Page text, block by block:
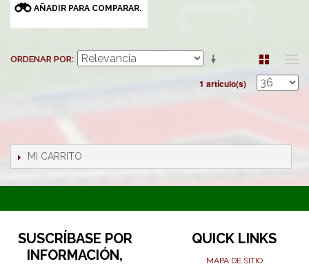
AÑADIR PARA COMPARAR.
ORDENAR POR
1 artículo(s)
MI CARRITO
SUSCRÍBASE POR
INFORMACIÓN,
QUICK LINKS
MAPA DE SITIO